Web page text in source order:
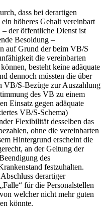
dass bei derartigen
höheres Gehalt vereinbart
– der öffentliche Dienst ist
Besoldung –
auf Grund der beim VB/S
die vereinbarten
besteht keine adäquate
dennoch müssten die über
VB/S-Bezüge zur Auszahlung
des VB zu einem
Einsatz gegen adäquate
VB/S-Schema)
Flexibilität desselben das
ohne die vereinbarten
Hintergrund erscheint die
an der Geltung der
des
festzuhalten.
derartiger
für die Personalstellen
welcher nicht mehr guten
könnte.